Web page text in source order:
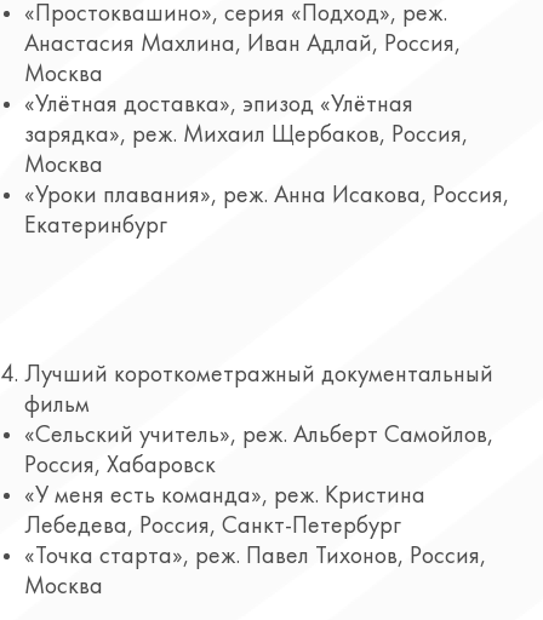
«Простоквашино», серия «Подход», реж.
Анастасия Махлина, Иван Адлай, Россия,
Москва
«Улётная доставка», эпизод «Улётная
зарядка», реж. Михаил Щербаков, Россия,
Москва
«Уроки плавания», реж. Анна Исакова, Россия,
Екатеринбург
Лучший короткометражный документальный
фильм
«Сельский учитель», реж. Альберт Самойлов,
Россия, Хабаровск
«У меня есть команда», реж. Кристина
Лебедева, Россия, Санкт-Петербург
«Точка старта», реж. Павел Тихонов, Россия,
Москва